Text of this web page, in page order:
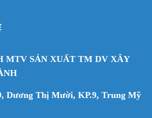
MTV SẢN XUẤT TM DV XÂY
Dương Thị Mười, KP.9, Trung Mỹ